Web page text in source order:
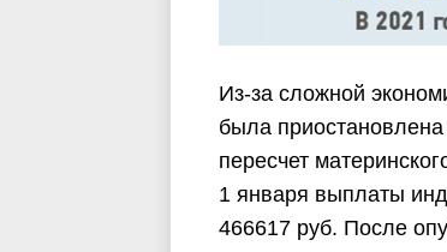
Из-за сложной
была
пересчет
1 января выплаты
466617 руб. После